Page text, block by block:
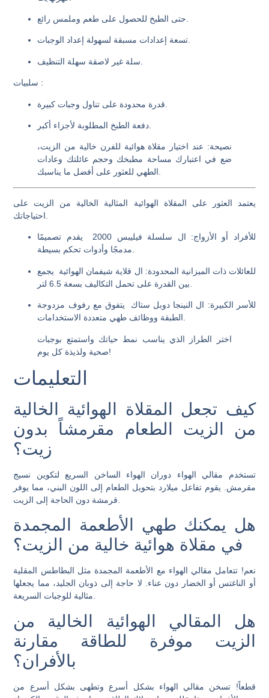
تسعة إعدادات مسبقة لسهولة إعداد الوجبات.
:
نصيحة: عند اختيار مقلاة هوائية للفرن خالية من الزيت،
ضع في اعتبارك مساحة مطبخك وحجم عائلتك وعادات
الطهي للعثور على أفضل ما يناسبك.
يعتمد العثور على المقلاة الهوائية المثالية الخالية من الزيت على
للأفراد أو الأزواج: ال سلسلة فيليبس 2000
يقدم تصميمًا
مدمجًا وأدوات تحكم بسيطة.
للعائلات ذات الميزانية المحدودة: ال قلاية شيفمان الهوائية
يجمع
للأسر الكبيرة: ال النينجا دوبل ستاك
يتفوق مع رفوف مزدوجة
الطبقة ووظائف طهي متعددة الاستخدامات.
اختر الطراز الذي يناسب نمط حياتك واستمتع بوجبات
صحية ولذيذة كل يوم!
التعليمات
كيف تجعل المقلاة الهوائية الخالية
من الزيت الطعام مقرمشاً بدون
زيت؟
تستخدم مقالي الهواء دوران الهواء الساخن السريع لتكوين نسيج
مقرمش. يقوم تفاعل ميلارد بتحويل الطعام إلى اللون البني، مما يوفر
هل يمكنك طهي الأطعمة المجمدة
في مقلاة هوائية خالية من الزيت؟
نعم! تتعامل مقالي الهواء مع الأطعمة المجمدة مثل البطاطس المقلية
أو الناغتس أو الخضار دون عناء. لا حاجة إلى ذوبان الجليد، مما يجعلها
مثالية للوجبات السريعة.
هل المقالي الهوائية الخالية من
الزيت موفرة للطاقة مقارنة
بالأفران؟
قطعاً! تسخن مقالي الهواء بشكل أسرع وتطهى بشكل أسرع من